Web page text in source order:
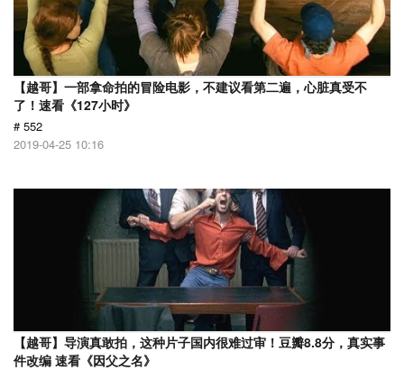
【越哥】一部拿命拍的冒险电影，不建议看第二遍，心脏真受不
了！速看《127小时》
# 552
2019-04-25 10:16
【越哥】导演真敢拍，这种片子国内很难过审！豆瓣8.8分，真实事
件改编 速看《因父之名》